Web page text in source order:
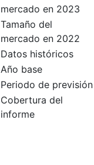
mercado en 2023
Tamaño del
mercado en 2022
Datos históricos
Año base
Periodo de previsión
Cobertura del
informe